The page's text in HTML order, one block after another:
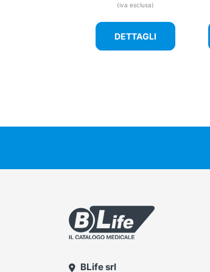
(iva esclusa)
DETTAGLI
BLife srl